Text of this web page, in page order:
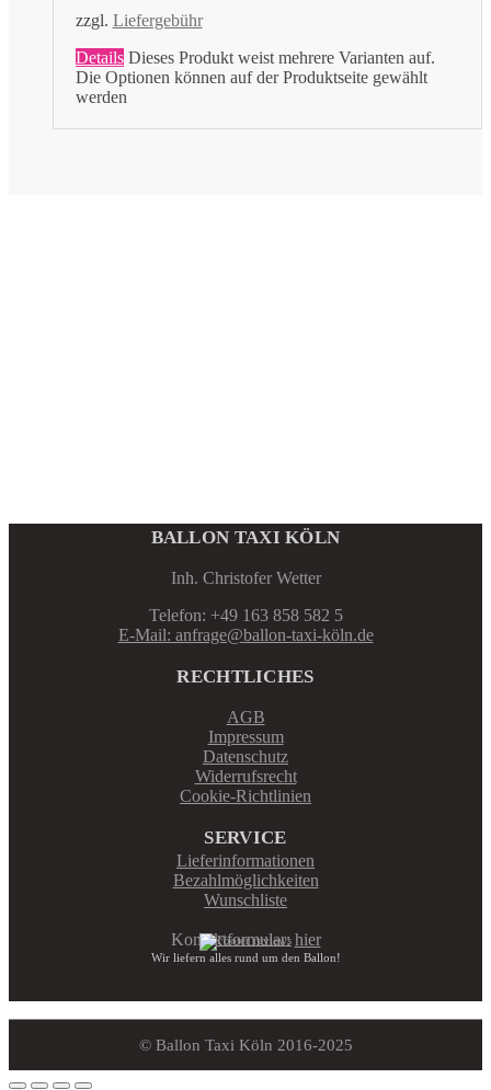
zzgl. Liefergebühr
Details Dieses Produkt weist mehrere Varianten auf.
Die Optionen können auf der Produktseite gewählt
werden
BALLON TAXI KÖLN
Inh. Christofer Wetter
Telefon: +49 163 858 582 5
E-Mail: anfrage@ballon-taxi-köln.de
RECHTLICHES
AGB
Impressum
Datenschutz
Widerrufsrecht
Cookie-Richtlinien
SERVICE
Lieferinformationen
Bezahlmöglichkeiten
Wunschliste
Kontaktformular:hier
Wir liefern alles rund um den Ballon!
© Ballon Taxi Köln 2016-2025